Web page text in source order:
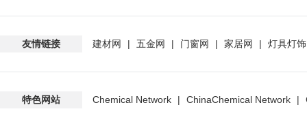
友情链接 建材网 | 五金网 | 门窗网 | 家居网 | 灯具灯
特色网站 Chemical Network | ChinaChemical Network |